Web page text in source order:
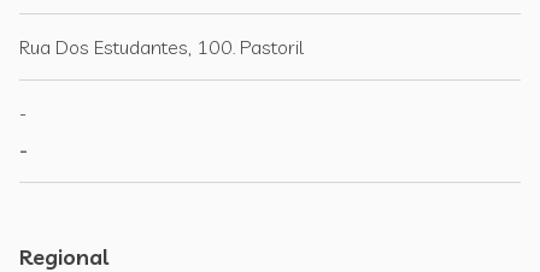
Rua Dos Estudantes, 100. Pastoril
-
-
Regional